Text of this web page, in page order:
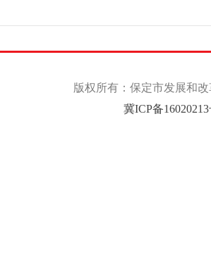
版权所有：保定市发展和
冀ICP备